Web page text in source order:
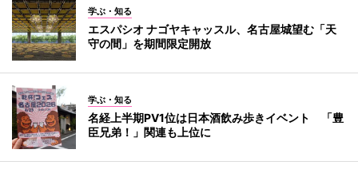
学ぶ・知る
エスパシオ ナゴヤキャッスル、名古屋城望む「天
守の間」を期間限定開放
学ぶ・知る
名経上半期PV1位は日本酒飲み歩きイベント 「豊
臣兄弟！」関連も上位に